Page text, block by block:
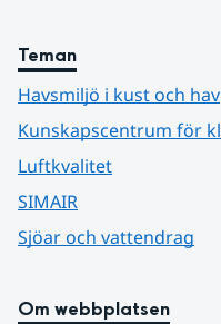
Teman
Havsmiljö i kust och hav
Kunskapscentrum för
Luftkvalitet
SIMAIR
Sjöar och vattendrag
Om webbplatsen